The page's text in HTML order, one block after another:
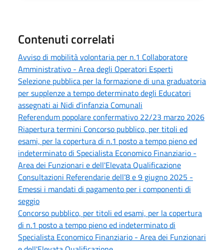
Contenuti correlati
Avviso di mobilità volontaria per n.1 Collaboratore
Amministrativo - Area degli Operatori Esperti
Selezione pubblica per la formazione di una graduatoria
per supplenze a tempo determinato degli Educatori
assegnati ai Nidi d’infanzia Comunali
Referendum popolare confermativo 22/23 marzo 2026
Riapertura termini Concorso pubblico, per titoli ed
esami, per la copertura di n.1 posto a tempo pieno ed
indeterminato di Specialista Economico Finanziario -
Area dei Funzionari e dell'Elevata Qualificazione
Consultazioni Referendarie dell’8 e 9 giugno 2025 -
Emessi i mandati di pagamento per i componenti di
seggio
Concorso pubblico, per titoli ed esami, per la copertura
di n.1 posto a tempo pieno ed indeterminato di
Specialista Economico Finanziario - Area dei Funzionari